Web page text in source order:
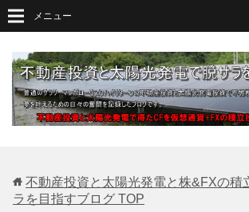
メニュー
不動産投資と太陽光発電と株&FXの積
ラを目指すブログ TOP